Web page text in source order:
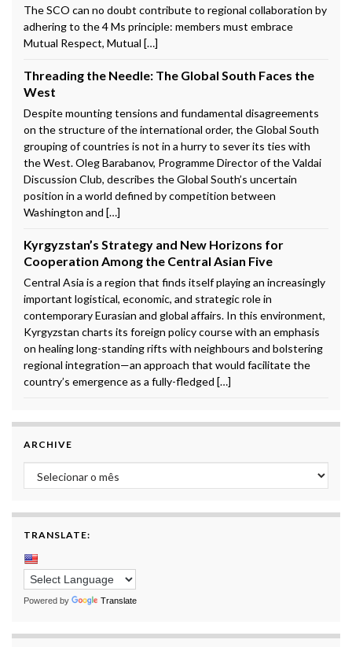
The SCO can no doubt contribute to regional collaboration by
adhering to the 4 Ms principle: members must embrace
Mutual Respect, Mutual […]
Threading the Needle: The Global South Faces the
West
Despite mounting tensions and fundamental disagreements
on the structure of the international order, the Global South
grouping of countries is not in a hurry to sever its ties with
the West. Oleg Barabanov, Programme Director of the Valdai
Discussion Club, describes the Global South’s uncertain
position in a world defined by competition between
Washington and […]
Kyrgyzstan’s Strategy and New Horizons for
Cooperation Among the Central Asian Five
Central Asia is a region that finds itself playing an increasingly
important logistical, economic, and strategic role in
contemporary Eurasian and global affairs. In this environment,
Kyrgyzstan charts its foreign policy course with an emphasis
on healing long-standing rifts with neighbours and bolstering
regional integration—an approach that would facilitate the
country’s emergence as a fully-fledged […]
ARCHIVE
Archive
TRANSLATE:
Powered by Translate